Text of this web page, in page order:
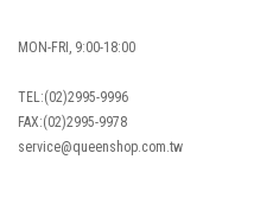
MON-FRI, 9:00-18:00
TEL:(02)2995-9996
FAX:(02)2995-9978
service@queenshop.com.tw